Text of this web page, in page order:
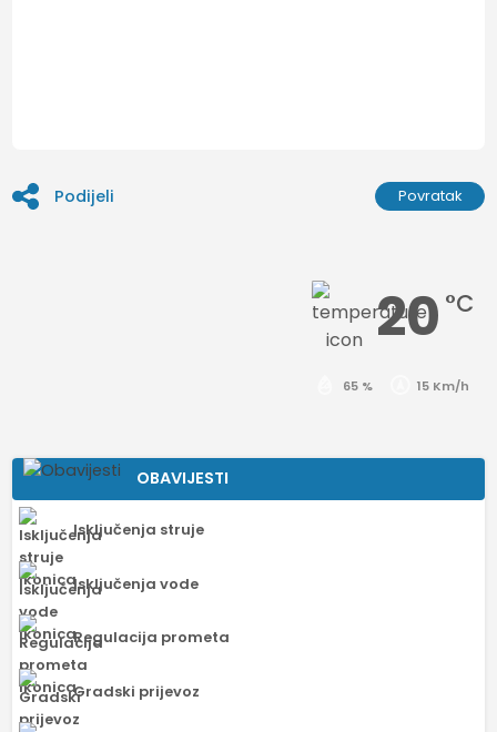
Podijeli Povratak
20 °C
65 % 15 Km/h
OBAVIJESTI
Isključenja struje
Isključenja vode
Regulacija prometa
Gradski prijevoz